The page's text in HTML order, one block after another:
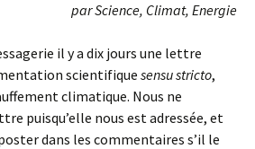
par Science, Climat, Energie
il y a dix jours une lettre
scientifique sensu stricto,
climatique. Nous ne
puisqu’elle nous est adressée, et
dans les commentaires s’il le